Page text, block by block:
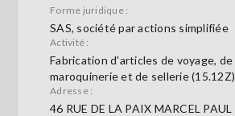
Forme juridique :
SAS, société par actions simplifiée
Activité :
Fabrication d'articles de voyage, de
maroquinerie et de sellerie (15.12Z)
Adresse :
46 RUE DE LA PAIX MARCEL PAUL